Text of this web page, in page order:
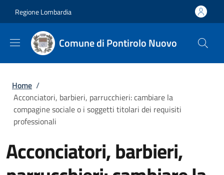
Regione Lombardia
Comune di Pontirolo Nuovo
Briciole di pane
Home /
Acconciatori, barbieri, parrucchieri: cambiare la
compagine sociale o i soggetti titolari dei requisiti
professionali
Acconciatori, barbieri,